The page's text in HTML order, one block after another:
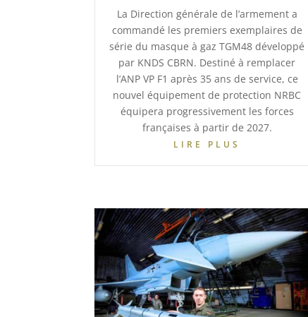
La Direction générale de l’armement a
commandé les premiers exemplaires de
série du masque à gaz TGM48 développé
par KNDS CBRN. Destiné à remplacer
l’ANP VP F1 après 35 ans de service, ce
nouvel équipement de protection NRBC
équipera progressivement les forces
françaises à partir de 2027.
LIRE PLUS